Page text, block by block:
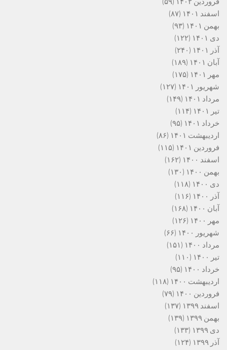
اسفند ۱۴۰۱
(۸۷)
بهمن ۱۴۰۱
(۹۳)
دی ۱۴۰۱
(۱۲۲)
آذر ۱۴۰۱
(۲۴۰)
آبان ۱۴۰۱
(۱۸۹)
مهر ۱۴۰۱
(۱۷۵)
شهریور ۱۴۰۱
(۱۲۷)
مرداد ۱۴۰۱
(۱۴۹)
تیر ۱۴۰۱
(۱۱۴)
خرداد ۱۴۰۱
(۹۵)
اردیبهشت ۱۴۰۱
(۸۶)
فروردین ۱۴۰۱
(۱۱۵)
اسفند ۱۴۰۰
(۱۶۲)
بهمن ۱۴۰۰
(۱۳۰)
دی ۱۴۰۰
(۱۱۸)
آذر ۱۴۰۰
(۱۱۶)
آبان ۱۴۰۰
(۱۶۸)
مهر ۱۴۰۰
(۱۲۶)
شهریور ۱۴۰۰
(۶۶)
مرداد ۱۴۰۰
(۱۵۱)
تیر ۱۴۰۰
(۱۱۰)
خرداد ۱۴۰۰
(۹۵)
اردیبهشت ۱۴۰۰
(۱۱۸)
فروردین ۱۴۰۰
(۷۹)
اسفند ۱۳۹۹
(۱۳۷)
بهمن ۱۳۹۹
(۱۳۹)
دی ۱۳۹۹
(۱۳۳)
آذر ۱۳۹۹
(۱۲۴)